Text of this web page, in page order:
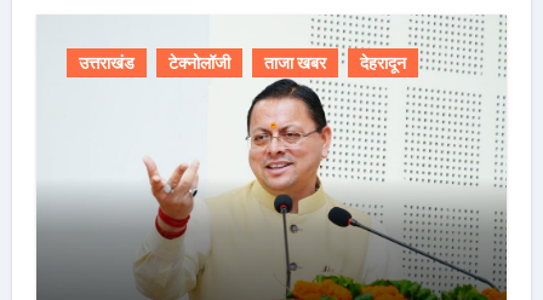
उत्तराखंड टेक्नोलॉजी ताजा खबर देहरादून